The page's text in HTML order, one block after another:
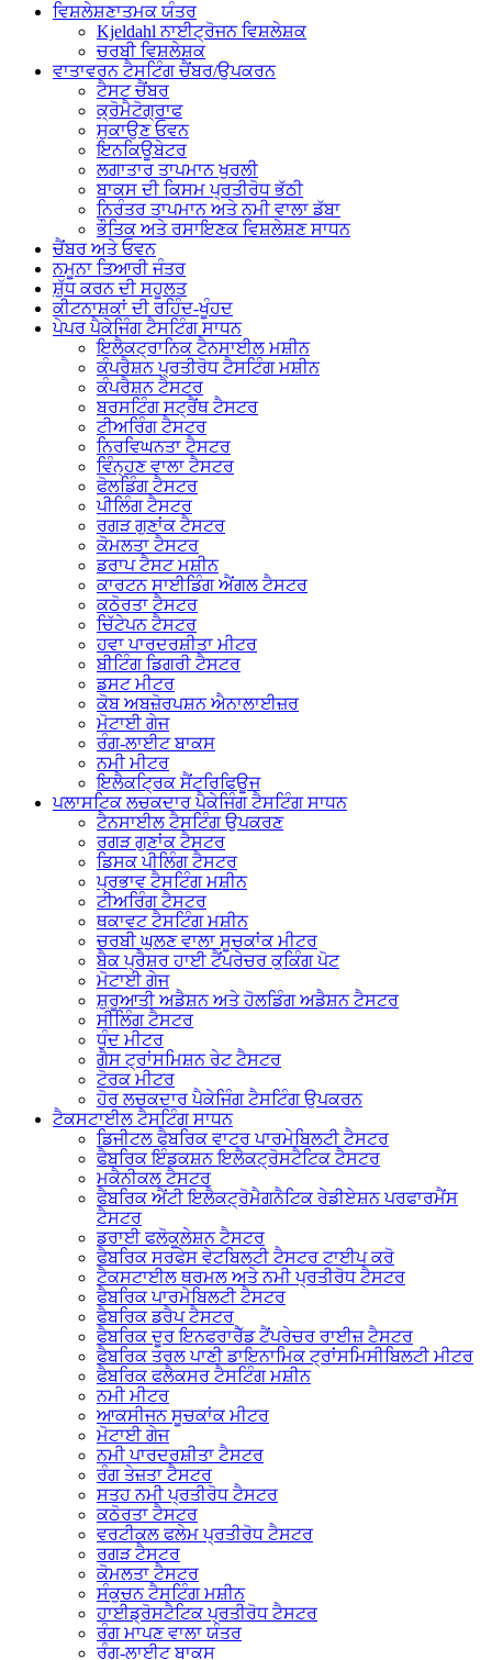
ਵਿਸ਼ਲੇਸ਼ਣਾਤਮਕ ਯੰਤਰ
Kjeldahl ਨਾਈਟ੍ਰੋਜਨ ਵਿਸ਼ਲੇਸ਼ਕ
ਚਰਬੀ ਵਿਸ਼ਲੇਸ਼ਕ
ਵਾਤਾਵਰਨ ਟੈਸਟਿੰਗ ਚੈਂਬਰ/ਉਪਕਰਨ
ਟੈਸਟ ਚੈਂਬਰ
ਕ੍ਰੋਮੈਟੋਗ੍ਰਾਫ
ਸੁਕਾਉਣ ਓਵਨ
ਇਨਕਿਊਬੇਟਰ
ਲਗਾਤਾਰ ਤਾਪਮਾਨ ਖੁਰਲੀ
ਬਾਕਸ ਦੀ ਕਿਸਮ ਪ੍ਰਤੀਰੋਧ ਭੱਠੀ
ਨਿਰੰਤਰ ਤਾਪਮਾਨ ਅਤੇ ਨਮੀ ਵਾਲਾ ਡੱਬਾ
ਭੌਤਿਕ ਅਤੇ ਰਸਾਇਣਕ ਵਿਸ਼ਲੇਸ਼ਣ ਸਾਧਨ
ਚੈਂਬਰ ਅਤੇ ਓਵਨ
ਨਮੂਨਾ ਤਿਆਰੀ ਜੰਤਰ
ਸ਼ੁੱਧ ਕਰਨ ਦੀ ਸਹੂਲਤ
ਕੀਟਨਾਸ਼ਕਾਂ ਦੀ ਰਹਿੰਦ-ਖੂੰਹਦ
ਪੇਪਰ ਪੈਕੇਜਿੰਗ ਟੈਸਟਿੰਗ ਸਾਧਨ
ਇਲੈਕਟ੍ਰਾਨਿਕ ਟੈਨਸਾਈਲ ਮਸ਼ੀਨ
ਕੰਪਰੈਸ਼ਨ ਪ੍ਰਤੀਰੋਧ ਟੈਸਟਿੰਗ ਮਸ਼ੀਨ
ਕੰਪਰੈਸ਼ਨ ਟੈਸਟਰ
ਬਰਸਟਿੰਗ ਸਟ੍ਰੈਂਥ ਟੈਸਟਰ
ਟੀਅਰਿੰਗ ਟੈਸਟਰ
ਨਿਰਵਿਘਨਤਾ ਟੈਸਟਰ
ਵਿੰਨ੍ਹਣ ਵਾਲਾ ਟੈਸਟਰ
ਫੋਲਡਿੰਗ ਟੈਸਟਰ
ਪੀਲਿੰਗ ਟੈਸਟਰ
ਰਗੜ ਗੁਣਾਂਕ ਟੈਸਟਰ
ਕੋਮਲਤਾ ਟੈਸਟਰ
ਡਰਾਪ ਟੈਸਟ ਮਸ਼ੀਨ
ਕਾਰਟਨ ਸਾਈਡਿੰਗ ਐਂਗਲ ਟੈਸਟਰ
ਕਠੋਰਤਾ ਟੈਸਟਰ
ਚਿੱਟੇਪਨ ਟੈਸਟਰ
ਹਵਾ ਪਾਰਦਰਸ਼ੀਤਾ ਮੀਟਰ
ਬੀਟਿੰਗ ਡਿਗਰੀ ਟੈਸਟਰ
ਡਸਟ ਮੀਟਰ
ਕੋਬ ਅਬਜ਼ੋਰਪਸ਼ਨ ਐਨਾਲਾਈਜ਼ਰ
ਮੋਟਾਈ ਗੇਜ
ਰੰਗ-ਲਾਈਟ ਬਾਕਸ
ਨਮੀ ਮੀਟਰ
ਇਲੈਕਟ੍ਰਿਕ ਸੈਂਟਰਿਫਿਊਜ
ਪਲਾਸਟਿਕ ਲਚਕਦਾਰ ਪੈਕੇਜਿੰਗ ਟੈਸਟਿੰਗ ਸਾਧਨ
ਟੈਨਸਾਈਲ ਟੈਸਟਿੰਗ ਉਪਕਰਣ
ਰਗੜ ਗੁਣਾਂਕ ਟੈਸਟਰ
ਡਿਸਕ ਪੀਲਿੰਗ ਟੈਸਟਰ
ਪ੍ਰਭਾਵ ਟੈਸਟਿੰਗ ਮਸ਼ੀਨ
ਟੀਅਰਿੰਗ ਟੈਸਟਰ
ਥਕਾਵਟ ਟੈਸਟਿੰਗ ਮਸ਼ੀਨ
ਚਰਬੀ ਘੁਲਣ ਵਾਲਾ ਸੂਚਕਾਂਕ ਮੀਟਰ
ਬੈਕ ਪ੍ਰੈਸ਼ਰ ਹਾਈ ਟੈਂਪਰੇਚਰ ਕੁਕਿੰਗ ਪੋਟ
ਮੋਟਾਈ ਗੇਜ
ਸ਼ੁਰੂਆਤੀ ਅਡੈਸ਼ਨ ਅਤੇ ਹੋਲਡਿੰਗ ਅਡੈਸ਼ਨ ਟੈਸਟਰ
ਸੀਲਿੰਗ ਟੈਸਟਰ
ਧੁੰਦ ਮੀਟਰ
ਗੈਸ ਟ੍ਰਾਂਸਮਿਸ਼ਨ ਰੇਟ ਟੈਸਟਰ
ਟੋਰਕ ਮੀਟਰ
ਹੋਰ ਲਚਕਦਾਰ ਪੈਕੇਜਿੰਗ ਟੈਸਟਿੰਗ ਉਪਕਰਨ
ਟੈਕਸਟਾਈਲ ਟੈਸਟਿੰਗ ਸਾਧਨ
ਡਿਜੀਟਲ ਫੈਬਰਿਕ ਵਾਟਰ ਪਾਰਮੇਬਿਲਟੀ ਟੈਸਟਰ
ਫੈਬਰਿਕ ਇੰਡਕਸ਼ਨ ਇਲੈਕਟ੍ਰੋਸਟੈਟਿਕ ਟੈਸਟਰ
ਮਕੈਨੀਕਲ ਟੈਸਟਰ
ਫੈਬਰਿਕ ਐਂਟੀ ਇਲੈਕਟ੍ਰੋਮੈਗਨੈਟਿਕ ਰੇਡੀਏਸ਼ਨ ਪਰਫਾਰਮੈਂਸ
ਟੈਸਟਰ
ਡਰਾਈ ਫਲੋਕੂਲੇਸ਼ਨ ਟੈਸਟਰ
ਫੈਬਰਿਕ ਸਰਫੇਸ ਵੇਟਬਿਲਟੀ ਟੈਸਟਰ ਟਾਈਪ ਕਰੋ
ਟੈਕਸਟਾਈਲ ਥਰਮਲ ਅਤੇ ਨਮੀ ਪ੍ਰਤੀਰੋਧ ਟੈਸਟਰ
ਫੈਬਰਿਕ ਪਾਰਮੇਬਿਲਟੀ ਟੈਸਟਰ
ਫੈਬਰਿਕ ਡਰੈਪ ਟੈਸਟਰ
ਫੈਬਰਿਕ ਦੂਰ ਇਨਫਰਾਰੈੱਡ ਟੈਂਪਰੇਚਰ ਰਾਈਜ਼ ਟੈਸਟਰ
ਫੈਬਰਿਕ ਤਰਲ ਪਾਣੀ ਡਾਇਨਾਮਿਕ ਟ੍ਰਾਂਸਮਿਸੀਬਿਲਟੀ ਮੀਟਰ
ਫੈਬਰਿਕ ਫਲੈਕਸਰ ਟੈਸਟਿੰਗ ਮਸ਼ੀਨ
ਨਮੀ ਮੀਟਰ
ਆਕਸੀਜਨ ਸੂਚਕਾਂਕ ਮੀਟਰ
ਮੋਟਾਈ ਗੇਜ
ਨਮੀ ਪਾਰਦਰਸ਼ੀਤਾ ਟੈਸਟਰ
ਰੰਗ ਤੇਜ਼ਤਾ ਟੈਸਟਰ
ਸਤਹ ਨਮੀ ਪ੍ਰਤੀਰੋਧ ਟੈਸਟਰ
ਕਠੋਰਤਾ ਟੈਸਟਰ
ਵਰਟੀਕਲ ਫਲੇਮ ਪ੍ਰਤੀਰੋਧ ਟੈਸਟਰ
ਰਗੜ ਟੈਸਟਰ
ਕੋਮਲਤਾ ਟੈਸਟਰ
ਸੰਕੁਚਨ ਟੈਸਟਿੰਗ ਮਸ਼ੀਨ
ਹਾਈਡ੍ਰੋਸਟੈਟਿਕ ਪ੍ਰਤੀਰੋਧ ਟੈਸਟਰ
ਰੰਗ ਮਾਪਣ ਵਾਲਾ ਯੰਤਰ
ਰੰਗ-ਲਾਈਟ ਬਾਕਸ